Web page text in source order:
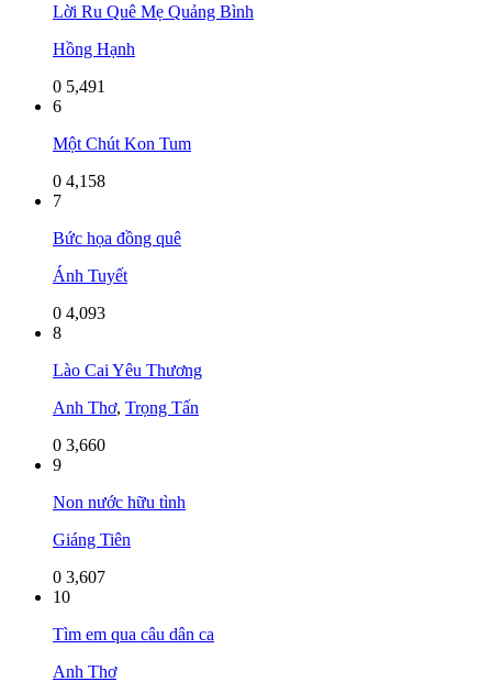
Lời Ru Quê Mẹ Quảng Bình
Hồng Hạnh
0 5,491
6
Một Chút Kon Tum
0 4,158
7
Bức họa đồng quê
Ánh Tuyết
0 4,093
8
Lào Cai Yêu Thương
Anh Thơ, Trọng Tấn
0 3,660
9
Non nước hữu tình
Giáng Tiên
0 3,607
10
Tìm em qua câu dân ca
Anh Thơ